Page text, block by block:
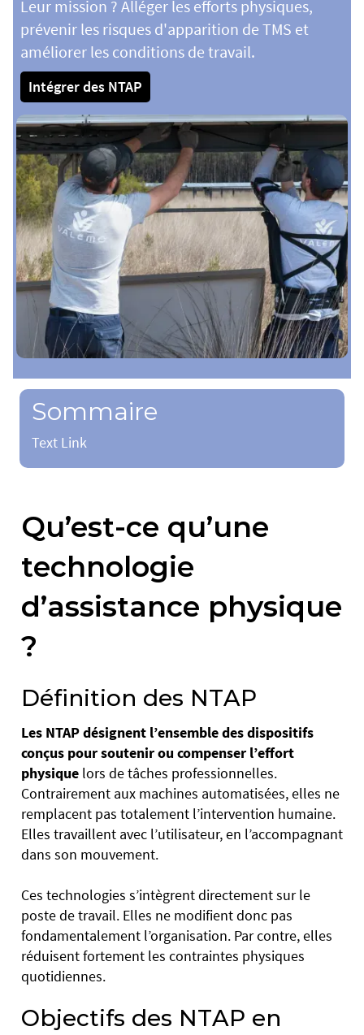
Leur mission ? Alléger les efforts physiques,
prévenir les risques d'apparition de TMS et
améliorer les conditions de travail.
Intégrer des NTAP
Sommaire
Text Link
Qu’est-ce qu’une
technologie
d’assistance physique
?
Définition des NTAP
Les NTAPdésignent l’ensemble des dispositifs
conçus pour soutenir ou compenser l’effort
physique lors de tâches professionnelles.
Contrairement aux machines automatisées, elles ne
remplacent pas totalement l’intervention humaine.
Elles travaillent avec l’utilisateur, en l’accompagnant
dans son mouvement.
Ces technologies s’intègrent directement sur le
poste de travail. Elles ne modifient donc pas
fondamentalement l’organisation. Par contre, elles
réduisent fortement les contraintes physiques
quotidiennes.
Objectifs des NTAP en